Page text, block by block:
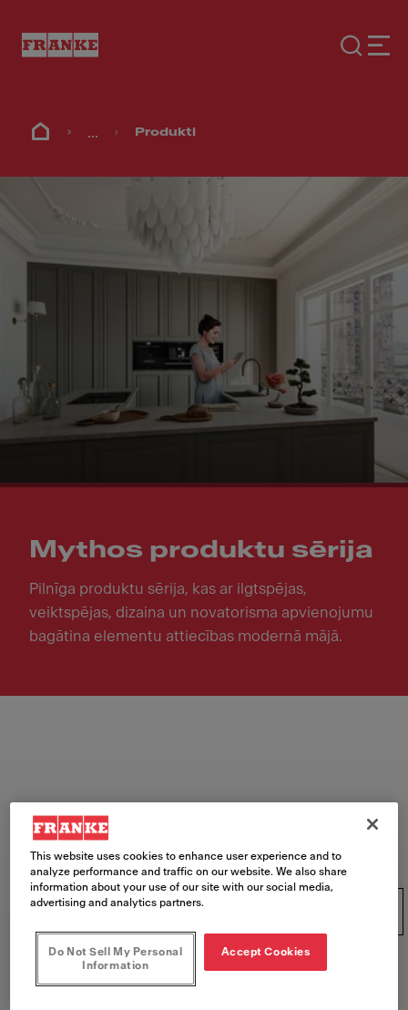
... Produkti
Mythos produktu sērija
Pilnīga produktu sērija, kas ar ilgtspējas,
veiktspējas, dizaina un novatorisma apvienojumu
bagātina elementu attiecības modernā mājā.
Izpētiet mūsu produktus
Atiestatīt filtrus
This website uses cookies to enhance user experience and to
analyze performance and traffic on our website. We also share
information about your use of our site with our social media,
advertising and analytics partners.
Do Not Sell My Personal
Information
Accept Cookies